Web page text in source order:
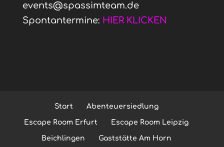
events@spassimteam.de
Spontantermine: HIER KLICKEN
Start Abenteuersiedlung
Escape Room Erfurt Escape Room Leipzig
Beichlingen Gaststätte Am Horn